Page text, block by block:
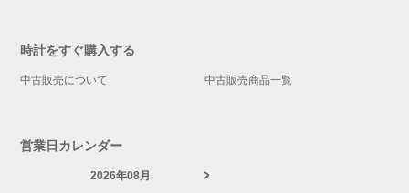
時計をすぐ購入する
中古販売について 中古販売商品一覧
営業日カレンダー
2026年08月